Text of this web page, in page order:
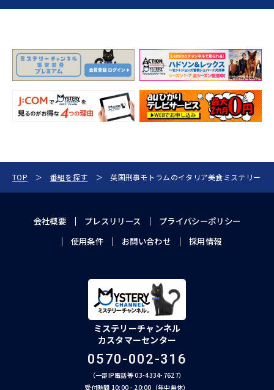
TOP 番組を探す 英国刑事モトラムのイタリア美食ミステリー
会社概要 プレスリリース
プライバシーポリシー
使用条件
お問い合わせ 採用情報
ミステリーチャンネル
カスタマーセンター
0570-002-316
（一部IP電話等 03-4334-7627）
受付時間 10:00 - 20:00（年中無休）